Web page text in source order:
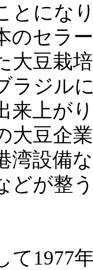
とにな
のセラ
大豆栽
ラジル
来上が
大豆企
湾設備
どが整
て 1977